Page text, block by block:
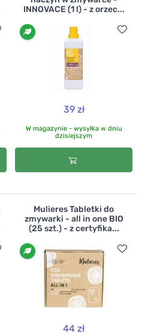
INNOVACE (1 l) - z orzec...
39 zł
W magazynie - wysyłka w dniu
dzisiejszym
Mulieres Tabletki do
zmywarki - all in one BIO
(25 szt.) - z certyfika...
44 zł